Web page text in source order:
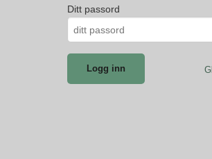
Ditt passord